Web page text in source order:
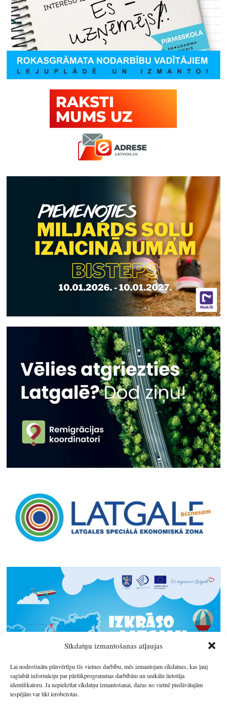
Sīkdatņu izmantošanas atļaujas
Lai nodrošinātu pilnvērtīgu šīs vietnes darbību, mēs izmantojam sīkdatnes, kas ļauj
saglabāt informāciju par pārlūkprogrammas darbībām un unikālu lietotāja
identifikatoru. Ja nepiekrītat sīkdatņu izmantošanai, dažas no vietnē piedāvātajām
iespējām var tikt ierobežotas.